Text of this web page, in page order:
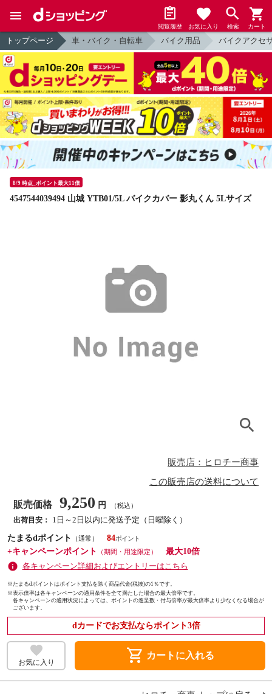
閲覧履歴 お気に入り 検索 カート
トップページ 車・バイク・自転車 バイク用品 バイクアクセ
8/9 時点_ポイント最大11倍
4547544039494 山城 YTB01/5L バイクカバー 影丸くん 5Lサイズ
販売店：ヒロチー商事
この販売店の送料について
販売価格 9,250 円 （税込）
出荷目安：
1日～2日以内に発送予定（日曜除く）
たまるdポイント
（通常）
84
+キャンペーンポイント
（期間・用途限定）
最大10倍
各キャンペーン詳細およびエントリーはこちら
※たまるdポイントはポイント支払を除く商品代金(税抜)の1％です。
※表示倍率は各キャンペーンの適用条件を全て満たした場合の最大倍率です。
各キャンペーンの適用状況によっては、ポイントの進呈数・付与倍率が最大倍率より少なくなる場合が
ございます。
dカードでお支払ならポイント3倍
お気に入り shopping_cart カートに入れる